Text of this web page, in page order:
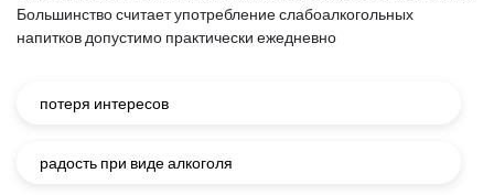
Большинство считает употребление слабоалкогольных
напитков допустимо практически ежедневно
потеря интересов
радость при виде алкоголя